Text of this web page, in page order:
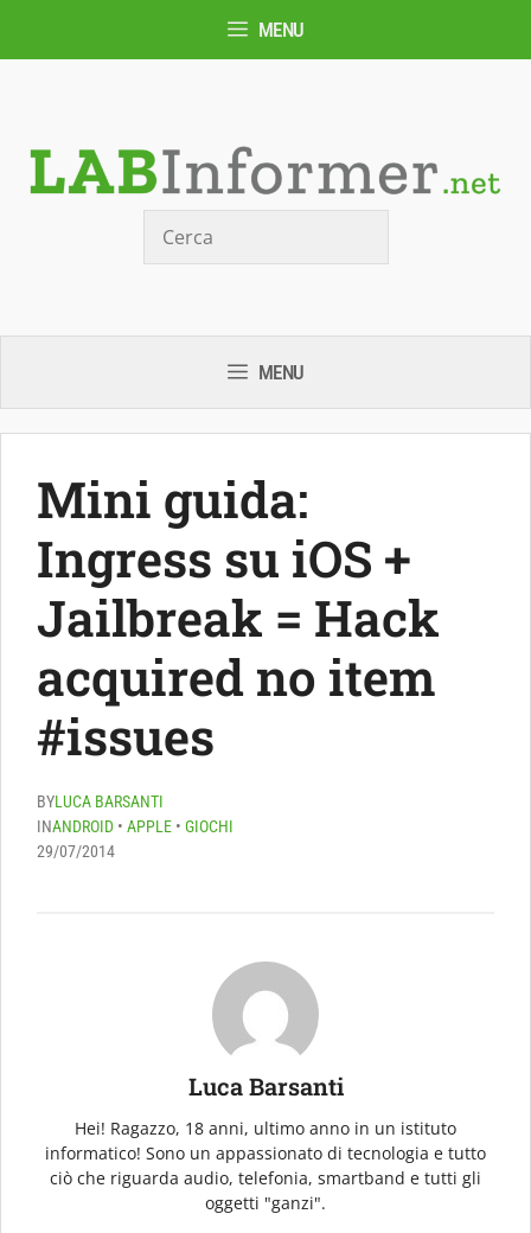
MENU
MENU
Mini guida:
Ingress su iOS +
Jailbreak = Hack
acquired no item
#issues
BYLUCA BARSANTI
INANDROID • APPLE • GIOCHI
29/07/2014
Luca Barsanti
Hei! Ragazzo, 18 anni, ultimo anno in un istituto
informatico! Sono un appassionato di tecnologia e tutto
ciò che riguarda audio, telefonia, smartband e tutti gli
oggetti "ganzi".